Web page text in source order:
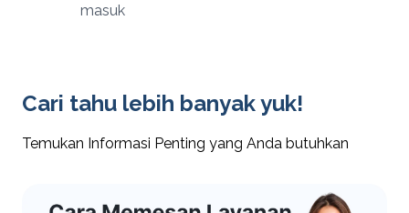
masuk
Cari tahu lebih banyak yuk!
Temukan Informasi Penting yang Anda butuhkan